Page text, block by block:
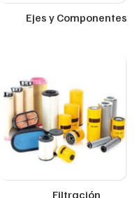
Ejes y Componentes
Filtración